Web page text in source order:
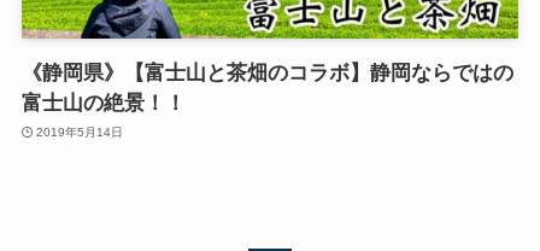
《静岡県》【富士山と茶畑のコラボ】静岡ならではの
富士山の絶景！！
2019年5月14日